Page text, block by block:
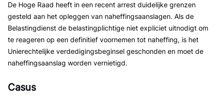
De Hoge Raad heeft in een recent arrest duidelijke grenzen
gesteld aan het opleggen van naheffingsaanslagen. Als de
Belastingdienst de belastingplichtige niet expliciet uitnodigt om
te reageren op een definitief voornemen tot naheffing, is het
Unierechtelijke verdedigingsbeginsel geschonden en moet de
naheffingsaanslag worden vernietigd.
Casus